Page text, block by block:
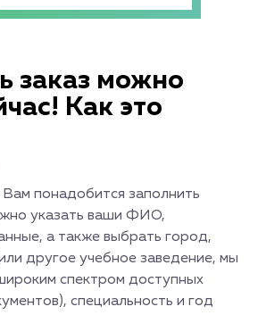
заказ можно
Как это
понадобится заполнить
указать ваши ФИО,
а также выбрать город,
другое учебное заведение, мы
спектром доступных
специальность и год